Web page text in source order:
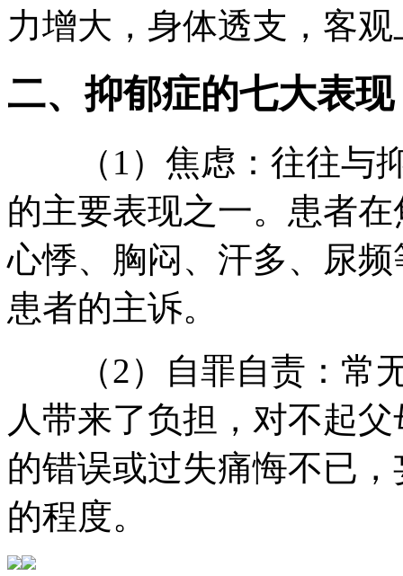
力增大，身体透支，客
二、抑郁症的七大表现
（1）焦虑：往往与抑
的主要表现之一。患者
心悸、胸闷、汗多、尿
患者的主诉。
（2）自罪自责：常无
人带来了负担，对不起
的错误或过失痛悔不已
的程度。